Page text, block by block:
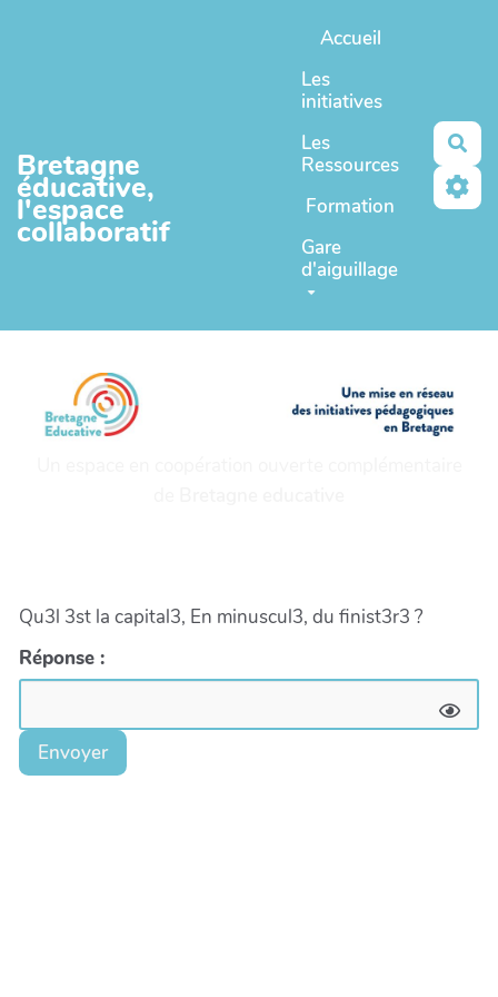
Bretagne
éducative,
l'espace
collaboratif
Accueil
Les
initiatives
Les
Ressources
Formation
Gare
d'aiguillage
Qu3l 3st la capital3, En minuscul3, du finist3r3 ?
Réponse :
Envoyer